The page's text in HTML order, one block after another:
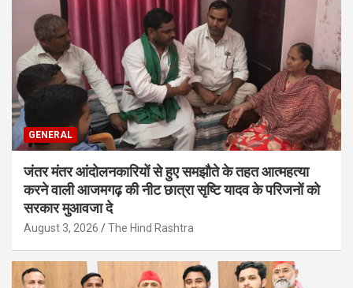
GENERAL
जंतर मंतर आंदोलनकारियों से हुए समझौते के तहत आत्महत्या
करने वाली आजमगढ़ की नीट छात्रा सृष्टि यादव के परिजनों को
सरकार मुआवजा दे
August 3, 2026 The Hind Rashtra